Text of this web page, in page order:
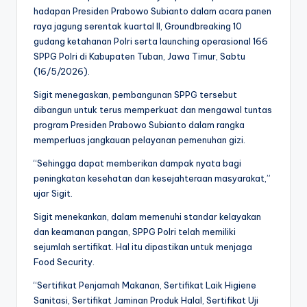
hadapan Presiden Prabowo Subianto dalam acara panen
raya jagung serentak kuartal II, Groundbreaking 10
gudang ketahanan Polri serta launching operasional 166
SPPG Polri di Kabupaten Tuban, Jawa Timur, Sabtu
(16/5/2026).
Sigit menegaskan, pembangunan SPPG tersebut
dibangun untuk terus memperkuat dan mengawal tuntas
program Presiden Prabowo Subianto dalam rangka
memperluas jangkauan pelayanan pemenuhan gizi.
“Sehingga dapat memberikan dampak nyata bagi
peningkatan kesehatan dan kesejahteraan masyarakat,”
ujar Sigit.
Sigit menekankan, dalam memenuhi standar kelayakan
dan keamanan pangan, SPPG Polri telah memiliki
sejumlah sertifikat. Hal itu dipastikan untuk menjaga
Food Security.
“Sertifikat Penjamah Makanan, Sertifikat Laik Higiene
Sanitasi, Sertifikat Jaminan Produk Halal, Sertifikat Uji